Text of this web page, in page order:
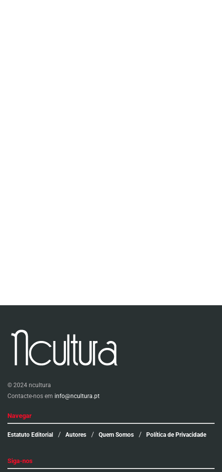
© 2024 ncultura
Contacte-nos em info@ncultura.pt
Navegar
Estatuto Editorial Autores Quem Somos Política de Privacidade
Siga-nos